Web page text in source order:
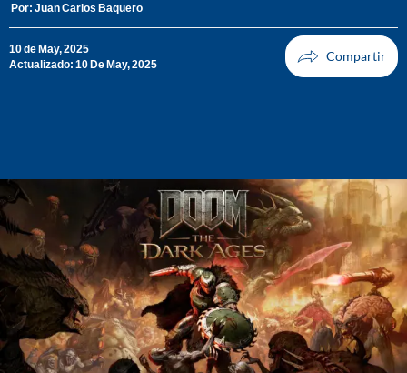
Por: Juan Carlos Baquero
10 de May, 2025
Actualizado: 10 De May, 2025